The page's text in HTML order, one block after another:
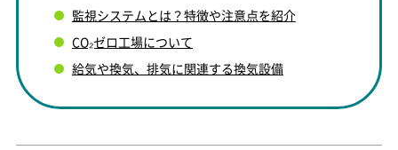
監視システムとは？特徴や注意点を紹介
CO₂ゼロ工場について
給気や換気、排気に関連する換気設備